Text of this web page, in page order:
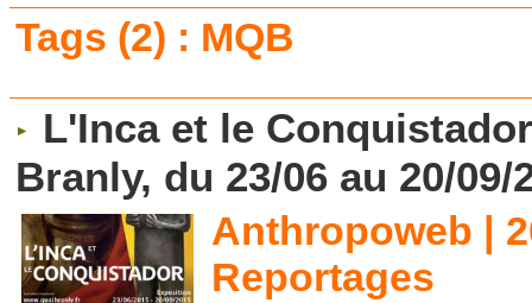
Tags (2) : MQB
L'Inca et le
Branly, du 23/06 au 20/09/
Anthropoweb |
Reportages